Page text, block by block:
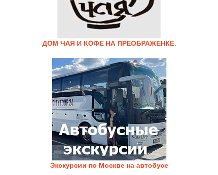
ДОМ ЧАЯ И КОФЕ НА ПРЕОБРАЖЕНКЕ.
Экскурсии по Москве на автобусе